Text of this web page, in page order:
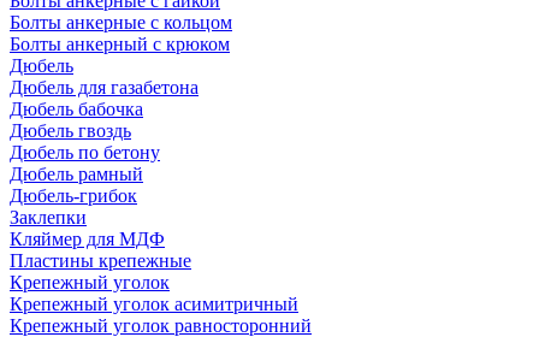
Болты анкерные с кольцом
Болты анкерный с крюком
Дюбель
Дюбель для газабетона
Дюбель бабочка
Дюбель гвоздь
Дюбель по бетону
Дюбель рамный
Дюбель-грибок
Заклепки
Кляймер для МДФ
Пластины крепежные
Крепежный уголок
Крепежный уголок асимитричный
Крепежный уголок равносторонний